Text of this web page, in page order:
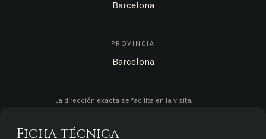
Barcelona
PROVINCIA
Barcelona
La dirección exacta se facilita en la visita.
Ficha técnica